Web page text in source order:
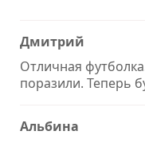
Дмитрий
Отличная
поразили. Теперь
Альбина